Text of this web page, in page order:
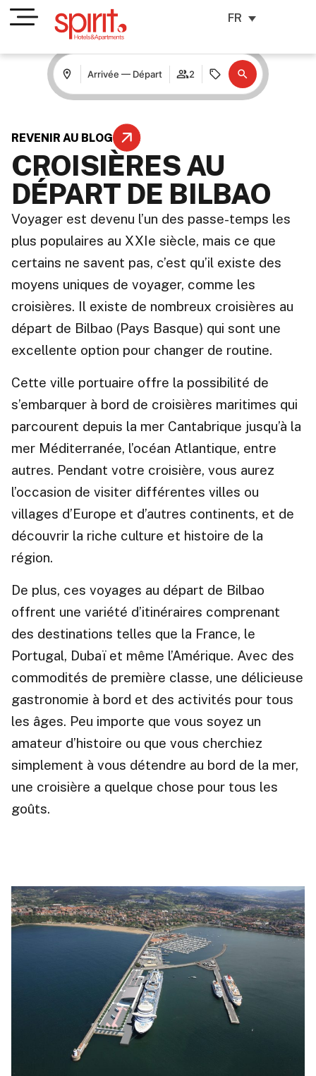
FR
Arrivée — Départ 2
REVENIR AU BLOG
CROISIÈRES AU
DÉPART DE BILBAO
Voyager est devenu l’un des passe-temps les
plus populaires au XXIe siècle, mais ce que
certains ne savent pas, c’est qu’il existe des
moyens uniques de voyager, comme les
croisières. Il existe de nombreux croisières au
départ de Bilbao (Pays Basque) qui sont une
excellente option pour changer de routine.
Cette ville portuaire offre la possibilité de
s’embarquer à bord de croisières maritimes qui
parcourent depuis la mer Cantabrique jusqu’à la
mer Méditerranée, l’océan Atlantique, entre
autres. Pendant votre croisière, vous aurez
l’occasion de visiter différentes villes ou
villages d’Europe et d’autres continents, et de
découvrir la riche culture et histoire de la
région.
De plus, ces voyages au départ de Bilbao
offrent une variété d’itinéraires comprenant
des destinations telles que la France, le
Portugal, Dubaï et même l’Amérique. Avec des
commodités de première classe, une délicieuse
gastronomie à bord et des activités pour tous
les âges. Peu importe que vous soyez un
amateur d’histoire ou que vous cherchiez
simplement à vous détendre au bord de la mer,
une croisière a quelque chose pour tous les
goûts.